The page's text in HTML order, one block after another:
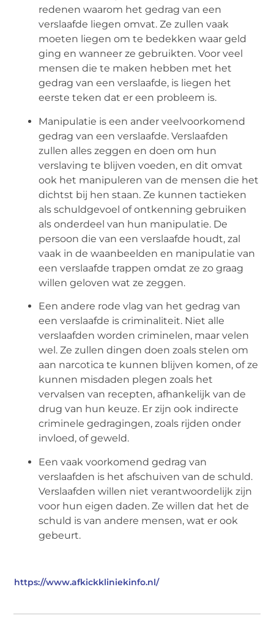
redenen waarom het gedrag van een
verslaafde liegen omvat. Ze zullen vaak
moeten liegen om te bedekken waar geld
ging en wanneer ze gebruikten. Voor veel
mensen die te maken hebben met het
gedrag van een verslaafde, is liegen het
eerste teken dat er een probleem is.
Manipulatie is een ander veelvoorkomend
gedrag van een verslaafde. Verslaafden
zullen alles zeggen en doen om hun
verslaving te blijven voeden, en dit omvat
ook het manipuleren van de mensen die het
dichtst bij hen staan. Ze kunnen tactieken
als schuldgevoel of ontkenning gebruiken
als onderdeel van hun manipulatie. De
persoon die van een verslaafde houdt, zal
vaak in de waanbeelden en manipulatie van
een verslaafde trappen omdat ze zo graag
willen geloven wat ze zeggen.
Een andere rode vlag van het gedrag van
een verslaafde is criminaliteit. Niet alle
verslaafden worden criminelen, maar velen
wel. Ze zullen dingen doen zoals stelen om
aan narcotica te kunnen blijven komen, of ze
kunnen misdaden plegen zoals het
vervalsen van recepten, afhankelijk van de
drug van hun keuze. Er zijn ook indirecte
criminele gedragingen, zoals rijden onder
invloed, of geweld.
Een vaak voorkomend gedrag van
verslaafden is het afschuiven van de schuld.
Verslaafden willen niet verantwoordelijk zijn
voor hun eigen daden. Ze willen dat het de
schuld is van andere mensen, wat er ook
gebeurt.
https://www.afkickkliniekinfo.nl/